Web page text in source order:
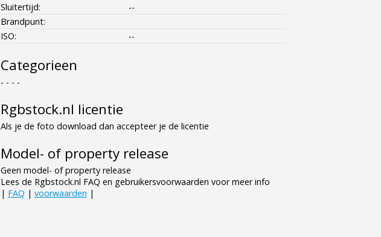
Sluitertijd:
--
Brandpunt:
ISO:
--
Categorieen
- - - -
Rgbstock.nl licentie
Als je de foto download dan accepteer je de licentie
Model- of property release
Geen model- of property release
Lees de Rgbstock.nl FAQ en gebruikersvoorwaarden voor meer info
| FAQ | voorwaarden |